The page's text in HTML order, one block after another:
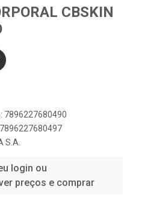
CBSKIN
7896227680490
S.A.
login ou
preços e comprar